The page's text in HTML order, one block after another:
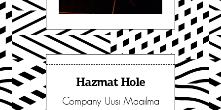
Hazmat Hole
Company Uusi Maailma